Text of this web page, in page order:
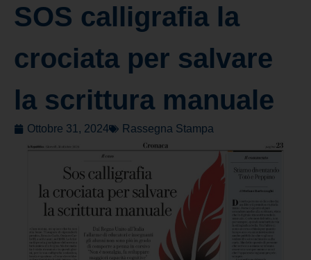
SOS calligrafia la
crociata per salvare
la scrittura manuale
Ottobre 31, 2024 Rassegna Stampa